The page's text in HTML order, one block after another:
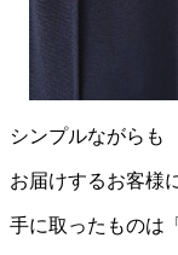
シンプルながらも
お届けするお客様
手に取ったものは